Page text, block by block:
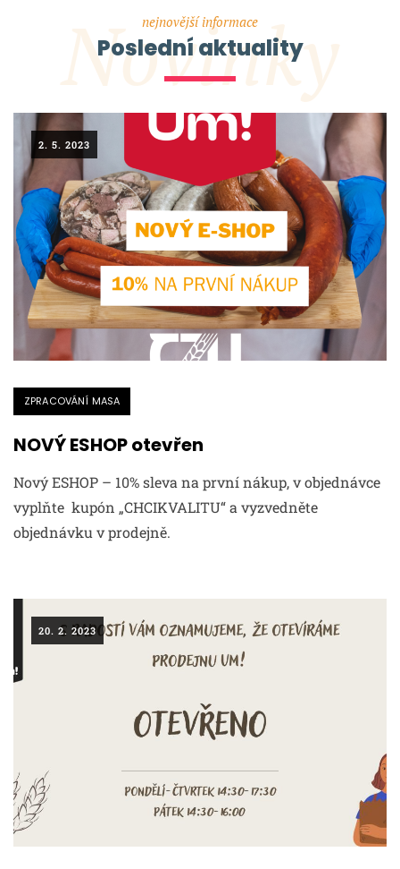
Novinky
nejnovější informace
Poslední aktuality
2. 5. 2023
ZPRACOVÁNÍ MASA
NOVÝ ESHOP otevřen
Nový ESHOP – 10% sleva na první nákup, v objednávce
vyplňte kupón „CHCIKVALITU“ a vyzvedněte
objednávku v prodejně.
20. 2. 2023